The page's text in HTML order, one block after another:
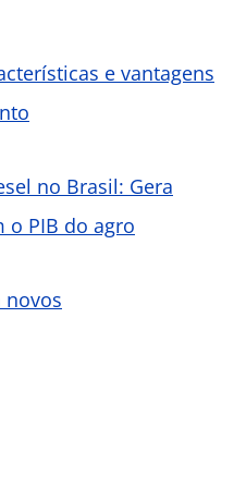
e vantagens
no Brasil: Gera
o PIB do agro
novos